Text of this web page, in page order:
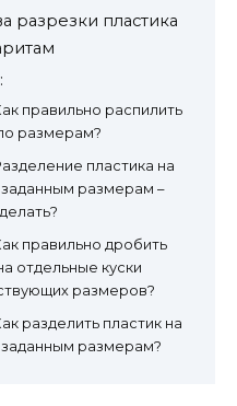
разрезки пластика
правильно распилить
размерам?
пластика на
заданным размерам –
правильно дробить
отдельные куски
размеров?
разделить пластик на
заданным размерам?